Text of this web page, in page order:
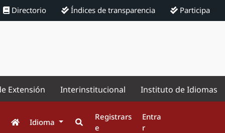
Directorio Índices de transparencia Participa
Extensión Interinstitucional Instituto de Idiomas
Idioma
Registrars
e
Entra
r